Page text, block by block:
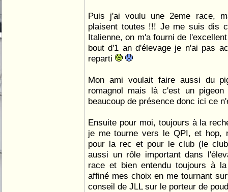
Puis j'ai voulu une 2eme race,
plaisent toutes !!! Je me suis dis
Italienne, on m'a fourni de
bout d'1 an d'élevage je n'ai pas
reparti
Mon ami voulait faire aussi du
romagnol mais là c'est un pigeon
beaucoup de présence donc ici ce
Ensuite pour moi, toujours à la
je me tourne vers le QPI, et hop,
pour la rec et pour le club (le
aussi un rôle important dans
race et bien entendu toujours à
affiné mes choix en me tournant
conseil de JLL sur le porteur de